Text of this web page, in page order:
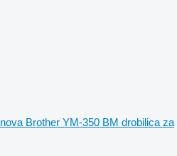
nova Brother YM-350 BM drobilica za